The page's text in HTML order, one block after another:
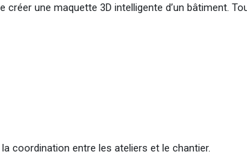
une maquette 3D intelligente d’un bâtiment.
coordination entre les ateliers et le chantier.